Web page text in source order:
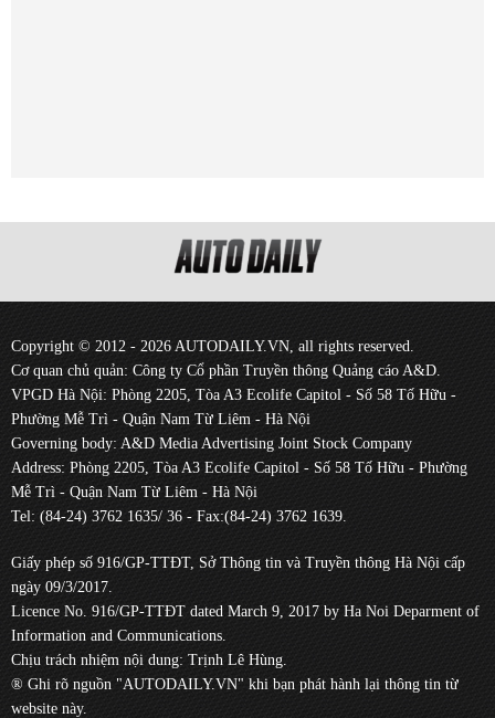
Copyright © 2012 - 2026 AUTODAILY.VN, all rights reserved.
Cơ quan chủ quản: Công ty Cổ phần Truyền thông Quảng cáo A&D.
VPGD Hà Nội: Phòng 2205, Tòa A3 Ecolife Capitol - Số 58 Tố Hữu -
Phường Mễ Trì - Quận Nam Từ Liêm - Hà Nội
Governing body: A&D Media Advertising Joint Stock Company
Address: Phòng 2205, Tòa A3 Ecolife Capitol - Số 58 Tố Hữu - Phường
Mễ Trì - Quận Nam Từ Liêm - Hà Nội
Tel: (84-24) 3762 1635/ 36 - Fax:(84-24) 3762 1639.
Giấy phép số 916/GP-TTĐT, Sở Thông tin và Truyền thông Hà Nội cấp
ngày 09/3/2017.
Licence No. 916/GP-TTĐT dated March 9, 2017 by Ha Noi Deparment of
Information and Communications.
Chịu trách nhiệm nội dung: Trịnh Lê Hùng.
® Ghi rõ nguồn "AUTODAILY.VN" khi bạn phát hành lại thông tin từ
website này.